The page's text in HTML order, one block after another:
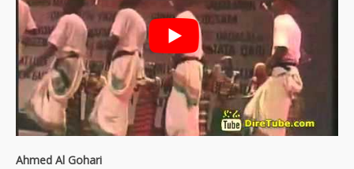
Ahmed Al Gohari